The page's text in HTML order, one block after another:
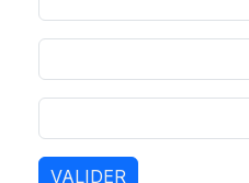
VALIDER